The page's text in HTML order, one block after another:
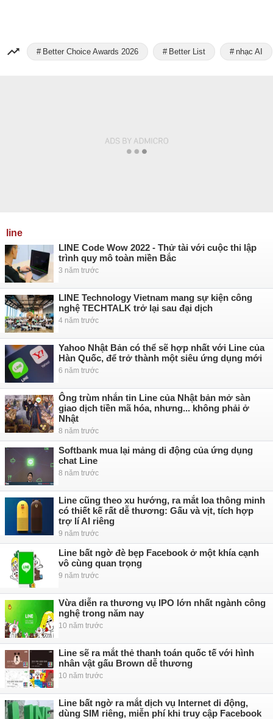
Better Choice Awards 2026 Better List nhạc AI
line
LINE Code Wow 2022 - Thử tài với cuộc thi lập
trình quy mô toàn miền Bắc
3 năm trước
LINE Technology Vietnam mang sự kiện công
nghệ TECHTALK trở lại sau đại dịch
4 năm trước
Yahoo Nhật Bản có thể sẽ hợp nhất với Line của
Hàn Quốc, để trở thành một siêu ứng dụng mới
6 năm trước
Ông trùm nhắn tin Line của Nhật bản mở sàn
giao dịch tiền mã hóa, nhưng... không phải ở
Nhật
8 năm trước
Softbank mua lại mảng di động của ứng dụng
chat Line
8 năm trước
Line cũng theo xu hướng, ra mắt loa thông minh
có thiết kế rất dễ thương: Gấu và vịt, tích hợp
trợ lí AI riêng
9 năm trước
Line bất ngờ đè bẹp Facebook ở một khía cạnh
vô cùng quan trọng
9 năm trước
Vừa diễn ra thương vụ IPO lớn nhất ngành công
nghệ trong năm nay
10 năm trước
Line sẽ ra mắt thẻ thanh toán quốc tế với hình
nhân vật gấu Brown dễ thương
10 năm trước
Line bất ngờ ra mắt dịch vụ Internet di động,
dùng SIM riêng, miễn phí khi truy cập Facebook